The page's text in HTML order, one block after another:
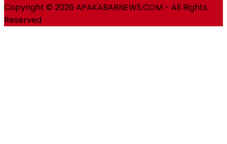
Copyright © 2026 APAKABARNEWS.COM - All Rights
Reserved